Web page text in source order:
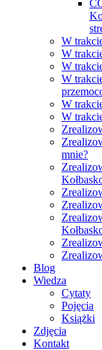
W
W
W
W
W
W
mnie?
Blog
Wiedza
Cytaty
Pojęcia
Książki
Zdjęcia
Kontakt